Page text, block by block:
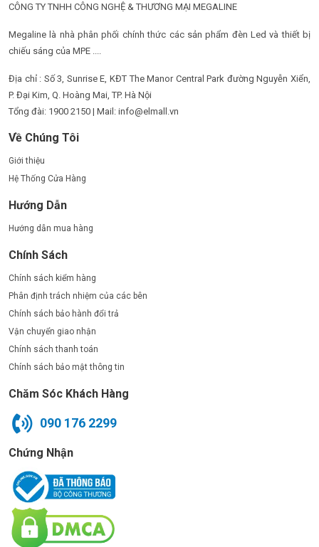
CÔNG TY TNHH CÔNG NGHỆ & THƯƠNG MẠI MEGALINE
Megaline là nhà phân phối chính thức các sản phẩm đèn Led và thiết bị
chiếu sáng của MPE ....
Địa chỉ : Số 3, Sunrise E, KĐT The Manor Central Park đường Nguyễn Xiển,
P. Đại Kim, Q. Hoàng Mai, TP. Hà Nội
Tổng đài: 1900 2150 | Mail: info@elmall.vn
Về Chúng Tôi
Giới thiệu
Hệ Thống Cửa Hàng
Hướng Dẫn
Hướng dẫn mua hàng
Chính Sách
Chính sách kiểm hàng
Phân định trách nhiệm của các bên
Chính sách bảo hành đổi trả
Vận chuyển giao nhận
Chính sách thanh toán
Chính sách bảo mật thông tin
Chăm Sóc Khách Hàng
090 176 2299
Chứng Nhận